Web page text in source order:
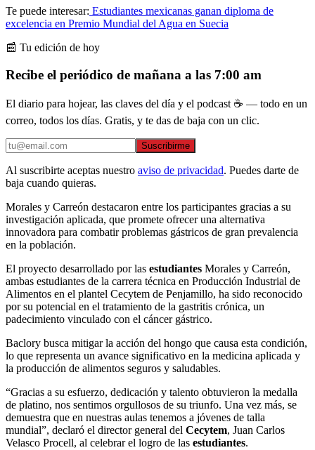
Te puede interesar: Estudiantes mexicanas ganan diploma de
excelencia en Premio Mundial del Agua en Suecia
📰 Tu edición de hoy
Recibe el periódico de mañana a las 7:00 am
El diario para hojear, las claves del día y el podcast ☕ — todo en un
correo, todos los días. Gratis, y te das de baja con un clic.
Suscribirme
Al suscribirte aceptas nuestro aviso de privacidad. Puedes darte de
baja cuando quieras.
Morales y Carreón destacaron entre los participantes gracias a su
investigación aplicada, que promete ofrecer una alternativa
innovadora para combatir problemas gástricos de gran prevalencia
en la población.
El proyecto desarrollado por las estudiantes Morales y Carreón,
ambas estudiantes de la carrera técnica en Producción Industrial de
Alimentos en el plantel Cecytem de Penjamillo, ha sido reconocido
por su potencial en el tratamiento de la gastritis crónica, un
padecimiento vinculado con el cáncer gástrico.
Baclory busca mitigar la acción del hongo que causa esta condición,
lo que representa un avance significativo en la medicina aplicada y
la producción de alimentos seguros y saludables.
“Gracias a su esfuerzo, dedicación y talento obtuvieron la medalla
de platino, nos sentimos orgullosos de su triunfo. Una vez más, se
demuestra que en nuestras aulas tenemos a jóvenes de talla
mundial”, declaró el director general del Cecytem, Juan Carlos
Velasco Procell, al celebrar el logro de las estudiantes.